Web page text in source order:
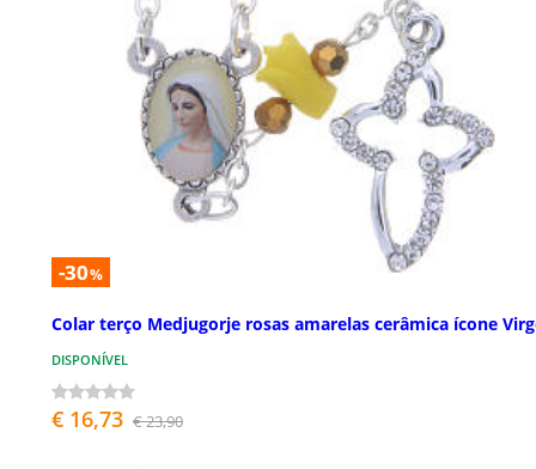
-30%
Colar terço Medjugorje rosas amarelas cerâmica ícone
DISPONÍVEL
€ 16,73 € 23,90